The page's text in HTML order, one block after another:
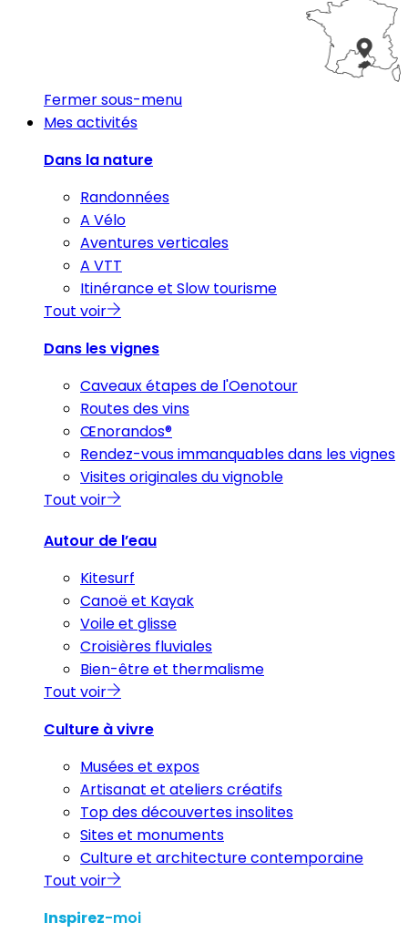
Fermer sous-menu
Mes activités
Dans la nature
Randonnées
A Vélo
Aventures verticales
A VTT
Itinérance et Slow tourisme
Tout voir
Dans les vignes
Caveaux étapes de l'Oenotour
Routes des vins
Œnorandos®
Rendez-vous immanquables dans les vignes
Visites originales du vignoble
Tout voir
Autour de l’eau
Kitesurf
Canoë et Kayak
Voile et glisse
Croisières fluviales
Bien-être et thermalisme
Tout voir
Culture à vivre
Musées et expos
Artisanat et ateliers créatifs
Top des découvertes insolites
Sites et monuments
Culture et architecture contemporaine
Tout voir
Inspirez-moi